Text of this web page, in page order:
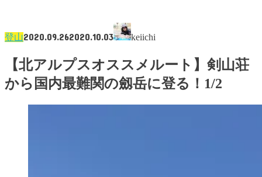
登山2020.09.262020.10.03 keiichi
【北アルプスオススメルート】剣山荘
から国内最難関の劔岳に登る！1/2